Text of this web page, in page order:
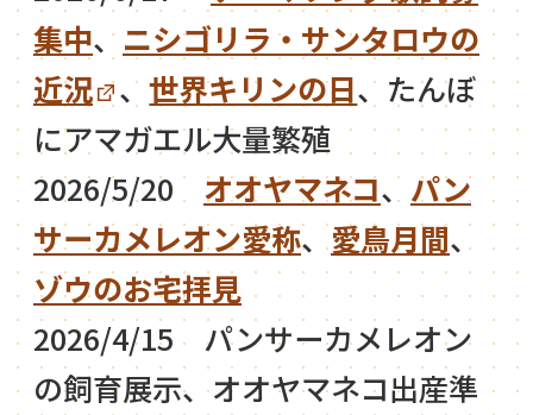
集中、 ニシゴリラ・サンタロウの
近況
、世界キリンの日、たんぼ
にアマガエル大量繁殖
2026/5/20 オオヤマネコ、 パン
サーカメレオン愛称、愛鳥月間、
ゾウのお宅拝見
2026/4/15 パンサーカメレオン
の飼育展示、オオヤマネコ出産準